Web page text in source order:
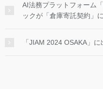
AI法務プラットフォーム
ックが「倉庫寄託契約」
「JIAM 2024 OSAKA」に